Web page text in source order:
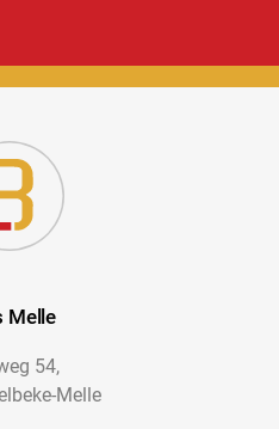
Melle
54,
Melle